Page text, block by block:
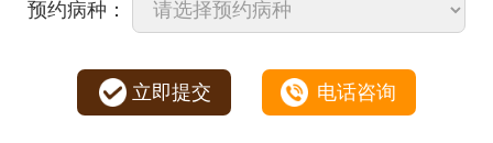
预约病种：
立即提交 电话咨询